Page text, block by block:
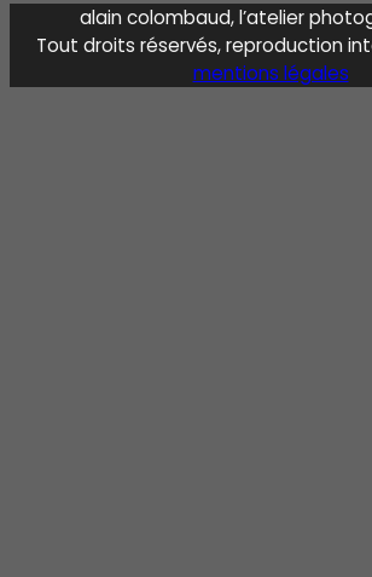
alain colombaud, l’atelier
Tout droits réservés, reproduction
mentions légales